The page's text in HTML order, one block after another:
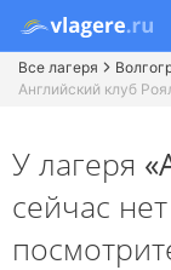
Все лагеря
Английский клуб
У лагеря
сейчас